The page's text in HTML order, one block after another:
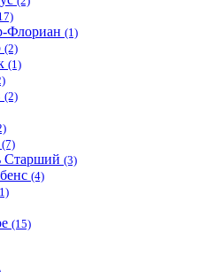
Флориан (1)
(2)
(1)
(2)
(7)
Старший (3)
(4)
(15)